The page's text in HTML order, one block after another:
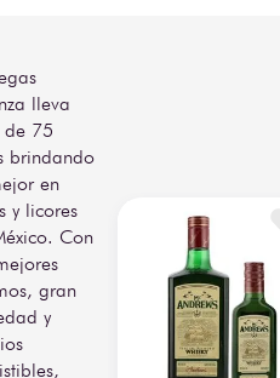
lleva
de 75
brindando
en
y licores
Con
gran
y